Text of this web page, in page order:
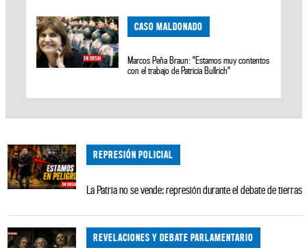
CASO MALDONADO
Marcos Peña Braun: "Estamos muy contentos
con el trabajo de Patricia Bullrich"
REPRESIÓN POLICIAL
La Patria no se vende: represión durante el debate de tierras
REVELACIONES Y DEBATE PARLAMENTARIO